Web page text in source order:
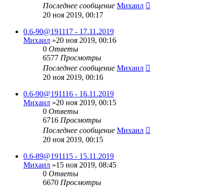
Последнее сообщение Михаил
20 ноя 2019, 00:17
0.6-90@191117 - 17.11.2019
Михаил »20 ноя 2019, 00:16
0 Ответы
6577 Просмотры
Последнее сообщение Михаил
20 ноя 2019, 00:16
0.6-90@191116 - 16.11.2019
Михаил »20 ноя 2019, 00:15
0 Ответы
6716 Просмотры
Последнее сообщение Михаил
20 ноя 2019, 00:15
0.6-89@191115 - 15.11.2019
Михаил »15 ноя 2019, 08:45
0 Ответы
6670 Просмотры